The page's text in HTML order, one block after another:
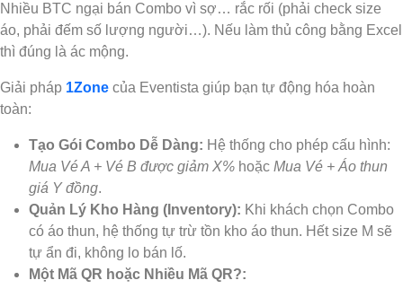
Nhiều BTC ngại bán Combo vì sợ… rắc rối (phải check size
áo, phải đếm số lượng người…). Nếu làm thủ công bằng Excel
thì đúng là ác mộng.
Giải pháp 1Zone của Eventista giúp bạn tự động hóa hoàn
toàn:
Tạo Gói Combo Dễ Dàng: Hệ thống cho phép cấu hình:
Mua Vé A + Vé B được giảm X% hoặc Mua Vé + Áo thun
giá Y đồng.
Quản Lý Kho Hàng (Inventory): Khi khách chọn Combo
có áo thun, hệ thống tự trừ tồn kho áo thun. Hết size M sẽ
tự ẩn đi, không lo bán lố.
Một Mã QR hoặc Nhiều Mã QR?: